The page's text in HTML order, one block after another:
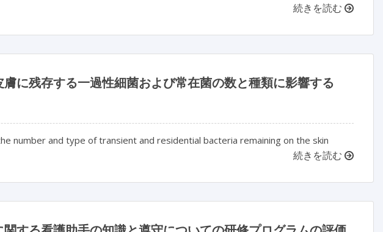
続きを読む
に残存する一過性細菌および常在菌の数と種類に影響する
number and type of transient and residential bacteria remaining on the skin
続きを読む